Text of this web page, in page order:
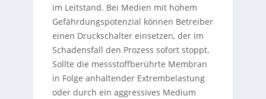
im Leitstand. Bei Medien mit hohem
Gefährdungspotenzial können Betreiber
einen Druckschalter einsetzen, der im
Schadensfall den Prozess sofort stoppt.
Sollte die messstoffberührte Membran
in Folge anhaltender Extrembelastung
oder durch ein aggressives Medium